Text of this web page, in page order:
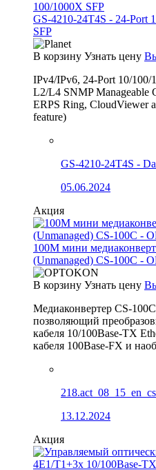
GS-4210-24T4S - 24-Port
SFP
В корзину Узнать цену
IPv4/IPv6, 24-Port 10/100/
L2/L4 SNMP Manageable
ERPS Ring, CloudViewer
feature)
GS-4210-24T4S -
05.06.2024
Акция
100М мини
(Unmanaged) CS-100C -
В корзину Узнать цену
Медиаконвертер CS-
позволяющий
кабеля 10/100Base-TX
кабеля 100Base-FX и
13.12.2024
Акция